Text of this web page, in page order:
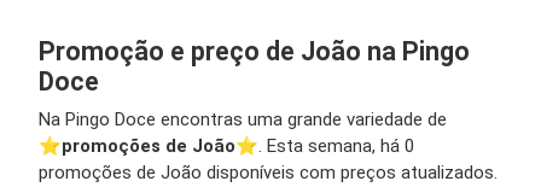
Promoção e preço de João na Pingo
Doce
Na Pingo Doce encontras uma grande variedade de
⭐️promoções de João⭐️. Esta semana, há 0
promoções de João disponíveis com preços atualizados.